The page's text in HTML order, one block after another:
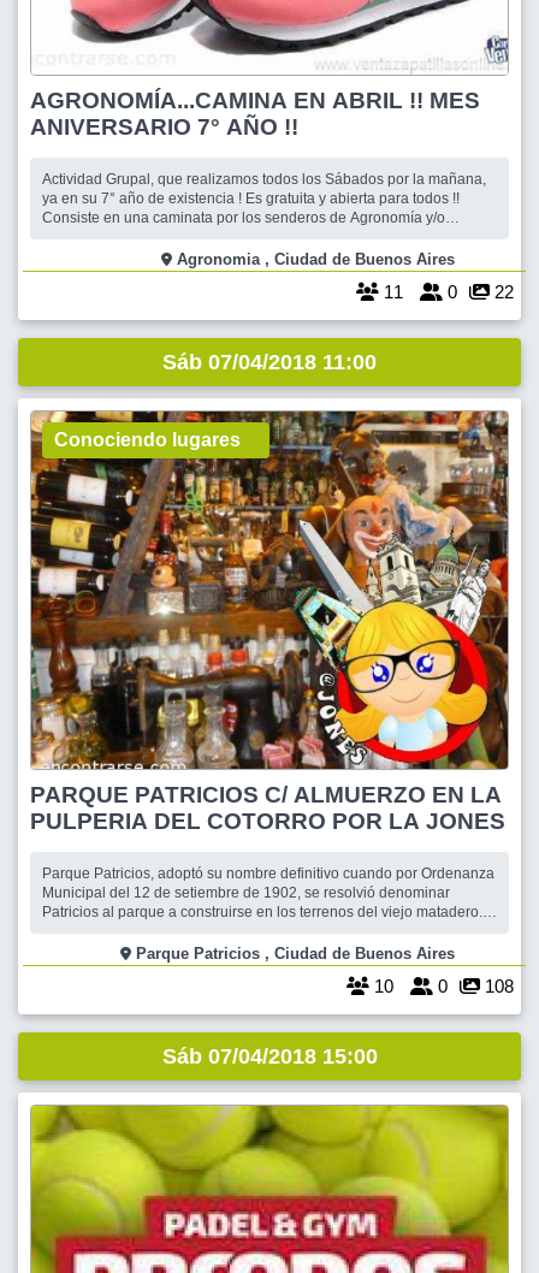
AGRONOMÍA...CAMINA EN ABRIL !! MES
ANIVERSARIO 7° AÑO !!
Actividad Grupal, que realizamos todos los Sábados por la mañana,
ya en su 7° año de existencia ! Es gratuita y abierta para todos !!
Consiste en una caminata por los senderos de Agronomía y/o
ejercicio, y mucho mejor hacerlo en buena compañía. Ah! Sí...desde
luego, lo ide
Agronomia , Ciudad de Buenos Aires
11 0 22
Sáb 07/04/2018 11:00
Conociendo lugares
PARQUE PATRICIOS C/ ALMUERZO EN LA
PULPERIA DEL COTORRO POR LA JONES
Parque Patricios, adoptó su nombre definitivo cuando por Ordenanza
Municipal del 12 de setiembre de 1902, se resolvió denominar
Patricios al parque a construirse en los terrenos del viejo matadero.
de Buenos Aires. Pasada la mitad del siglo, en 1867, comenzaron a
funcionar en
Parque Patricios , Ciudad de Buenos Aires
10 0 108
Sáb 07/04/2018 15:00